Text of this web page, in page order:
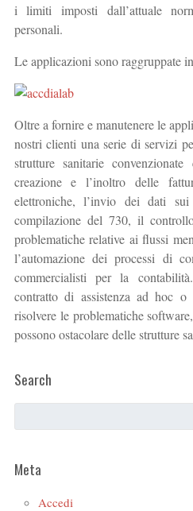
i limiti imposti dall’attuale
personali.
Le applicazioni sono raggruppate
Oltre a fornire e manutenere le
nostri clienti una serie di servizi
strutture sanitarie
creazione e l’inoltro delle
elettroniche, l’invio dei dati
compilazione del 730, il
problematiche relative ai flussi
l’automazione dei processi di
commercialisti per la
contratto di assistenza ad hoc
risolvere le problematiche
possono ostacolare delle strutture
Search
Meta
Accedi